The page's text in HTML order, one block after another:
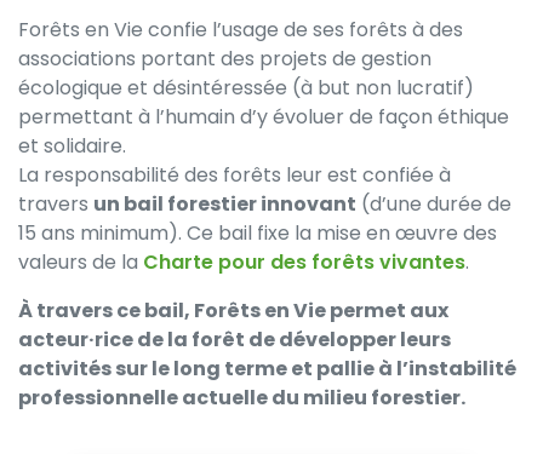
Forêts en Vie confie l’usage de ses forêts à des
associations portant des projets de gestion
écologique et désintéressée (à but non lucratif)
permettant à l’humain d’y évoluer de façon éthique
et solidaire.
La responsabilité des forêts leur est confiée à
travers un bail forestier innovant (d’une durée de
15 ans minimum). Ce bail fixe la mise en œuvre des
valeurs de la Charte pour des forêts vivantes.
À travers ce bail, Forêts en Vie permet aux
acteur·rice de la forêt de développer leurs
activités sur le long terme et pallie à l’instabilité
professionnelle actuelle du milieu forestier.